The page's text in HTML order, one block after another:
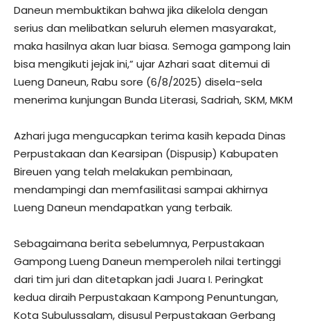
Daneun membuktikan bahwa jika dikelola dengan
serius dan melibatkan seluruh elemen masyarakat,
maka hasilnya akan luar biasa. Semoga gampong lain
bisa mengikuti jejak ini,” ujar Azhari saat ditemui di
Lueng Daneun, Rabu sore (6/8/2025) disela-sela
menerima kunjungan Bunda Literasi, Sadriah, SKM, MKM
Azhari juga mengucapkan terima kasih kepada Dinas
Perpustakaan dan Kearsipan (Dispusip) Kabupaten
Bireuen yang telah melakukan pembinaan,
mendampingi dan memfasilitasi sampai akhirnya
Lueng Daneun mendapatkan yang terbaik.
Sebagaimana berita sebelumnya, Perpustakaan
Gampong Lueng Daneun memperoleh nilai tertinggi
dari tim juri dan ditetapkan jadi Juara I. Peringkat
kedua diraih Perpustakaan Kampong Penuntungan,
Kota Subulussalam, disusul Perpustakaan Gerbang